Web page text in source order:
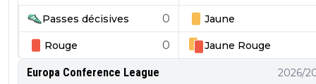
Passes décisives 0 Jaune
Rouge 0 Jaune Rouge
Europa Conference League 2026/